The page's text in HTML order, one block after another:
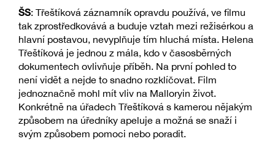
ŠS: Třeštíková záznamník opravdu používá, ve filmu
tak zprostředkovává a buduje vztah mezi režisérkou a
hlavní postavou, nevyplňuje tím hluchá místa. Helena
Třeštíková je jednou z mála, kdo v časosběrných
dokumentech ovlivňuje příběh. Na první pohled to
není vidět a nejde to snadno rozklíčovat. Film
jednoznačně mohl mít vliv na Malloryin život.
Konkrétně na úřadech Třeštíková s kamerou nějakým
způsobem na úředníky apeluje a možná se snaží i
svým způsobem pomoci nebo poradit.